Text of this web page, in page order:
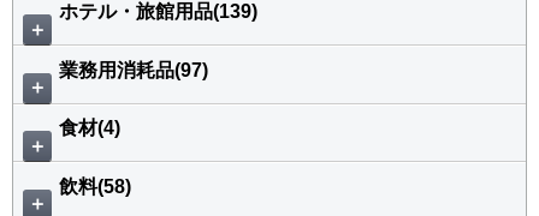
＋
ホテル・旅館用品(139)
＋
業務用消耗品(97)
＋
食材(4)
＋
飲料(58)